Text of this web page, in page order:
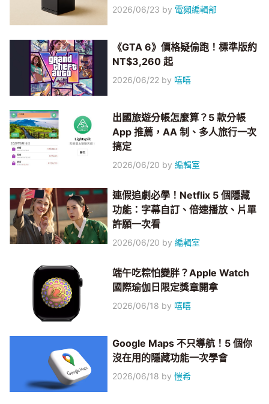
2026/06/23 by 電獺編輯部
《GTA 6》價格疑偷跑！標準版約
NT$3,260 起
2026/06/22 by 嘻嘻
出國旅遊分帳怎麼算？5 款分帳
App 推薦，AA 制、多人旅行一次
搞定
2026/06/20 by編輯室
連假追劇必學！Netflix 5 個隱藏
功能：字幕自訂、倍速播放、片單
許願一次看
2026/06/20 by編輯室
端午吃粽怕變胖？Apple Watch
國際瑜伽日限定獎章開拿
2026/06/18 by 嘻嘻
Google Maps 不只導航！5 個你
沒在用的隱藏功能一次學會
2026/06/18 by愷希